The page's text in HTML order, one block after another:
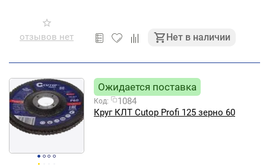
отзывов нет Нет в наличии
Ожидается поставка
Код:
1084
Круг КЛТ Cutop Profi 125 зерно 60